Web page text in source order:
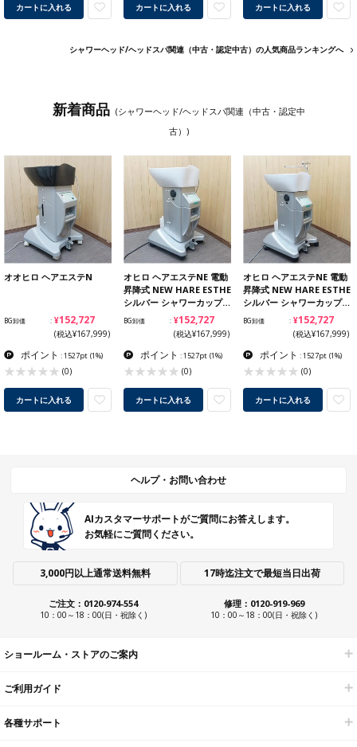
カートに入れる カートに入れる カートに入れる
シャワーヘッド/ヘッドスパ関連（中古・認定中古）の人気商品ランキングへ
新着商品 (シャワーヘッド/ヘッドスパ関連（中古・認定中
古）)
オオヒロ ヘアエステN
BG卸価 ¥152,727
(税込¥167,999)
ポイント : 1527pt (1%)
(0)
カートに入れる
オヒロ ヘアエステNE 電動
昇降式 NEW HARE ESTHE
シルバー シャワーカップ…
BG卸価 ¥152,727
(税込¥167,999)
ポイント : 1527pt (1%)
(0)
カートに入れる
オヒロ ヘアエステNE 電動
昇降式 NEW HARE ESTHE
シルバー シャワーカップ…
BG卸価 ¥152,727
(税込¥167,999)
ポイント : 1527pt (1%)
(0)
カートに入れる
ヘルプ・お問い合わせ
AIカスタマーサポートがご質問にお答えします。
お気軽にご質問ください。
3,000円以上通常送料無料 17時迄注文で最短当日出荷
ご注文：0120-974-554
10：00～18：00(日・祝除く)
修理：0120-919-969
10：00～18：00(日・祝除く)
ショールーム・ストアのご案内
ご利用ガイド
各種サポート